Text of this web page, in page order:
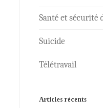
Santé et sécurité
Suicide
Télétravail
Articles récents